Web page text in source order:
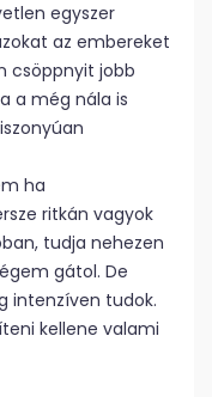
egyszer
az embereket
csöppnyit jobb
a még nála is
ha
ritkán vagyok
tudja nehezen
gátol. De
intenzíven tudok.
kellene valami